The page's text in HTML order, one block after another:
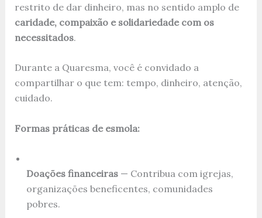
restrito de dar dinheiro, mas no sentido amplo de
caridade, compaixão e solidariedade com os
necessitados.
Durante a Quaresma, você é convidado a
compartilhar o que tem: tempo, dinheiro, atenção,
cuidado.
Formas práticas de esmola:
Doações financeiras— Contribua com igrejas,
organizações beneficentes, comunidades
pobres.